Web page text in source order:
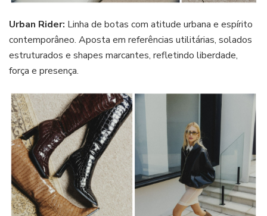
Urban Rider: Linha de botas com atitude urbana e espírito
contemporâneo. Aposta em referências utilitárias, solados
estruturados e shapes marcantes, refletindo liberdade,
força e presença.